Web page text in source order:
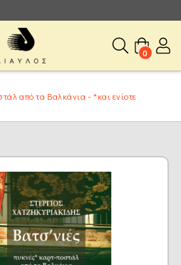
0
από τα Βαλκάνια - *και ενίοτε